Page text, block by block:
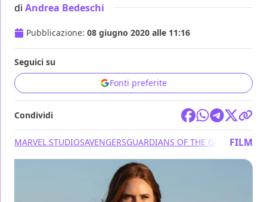
di Andrea Bedeschi
Pubblicazione: 08 giugno 2020 alle 11:16
Seguici su
Fonti preferite
Condividi
MARVEL STUDIOSAVENGERSGUARDIANS OF THE GALAXYFILM